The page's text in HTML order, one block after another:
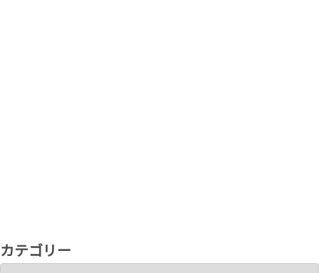
カテゴリー